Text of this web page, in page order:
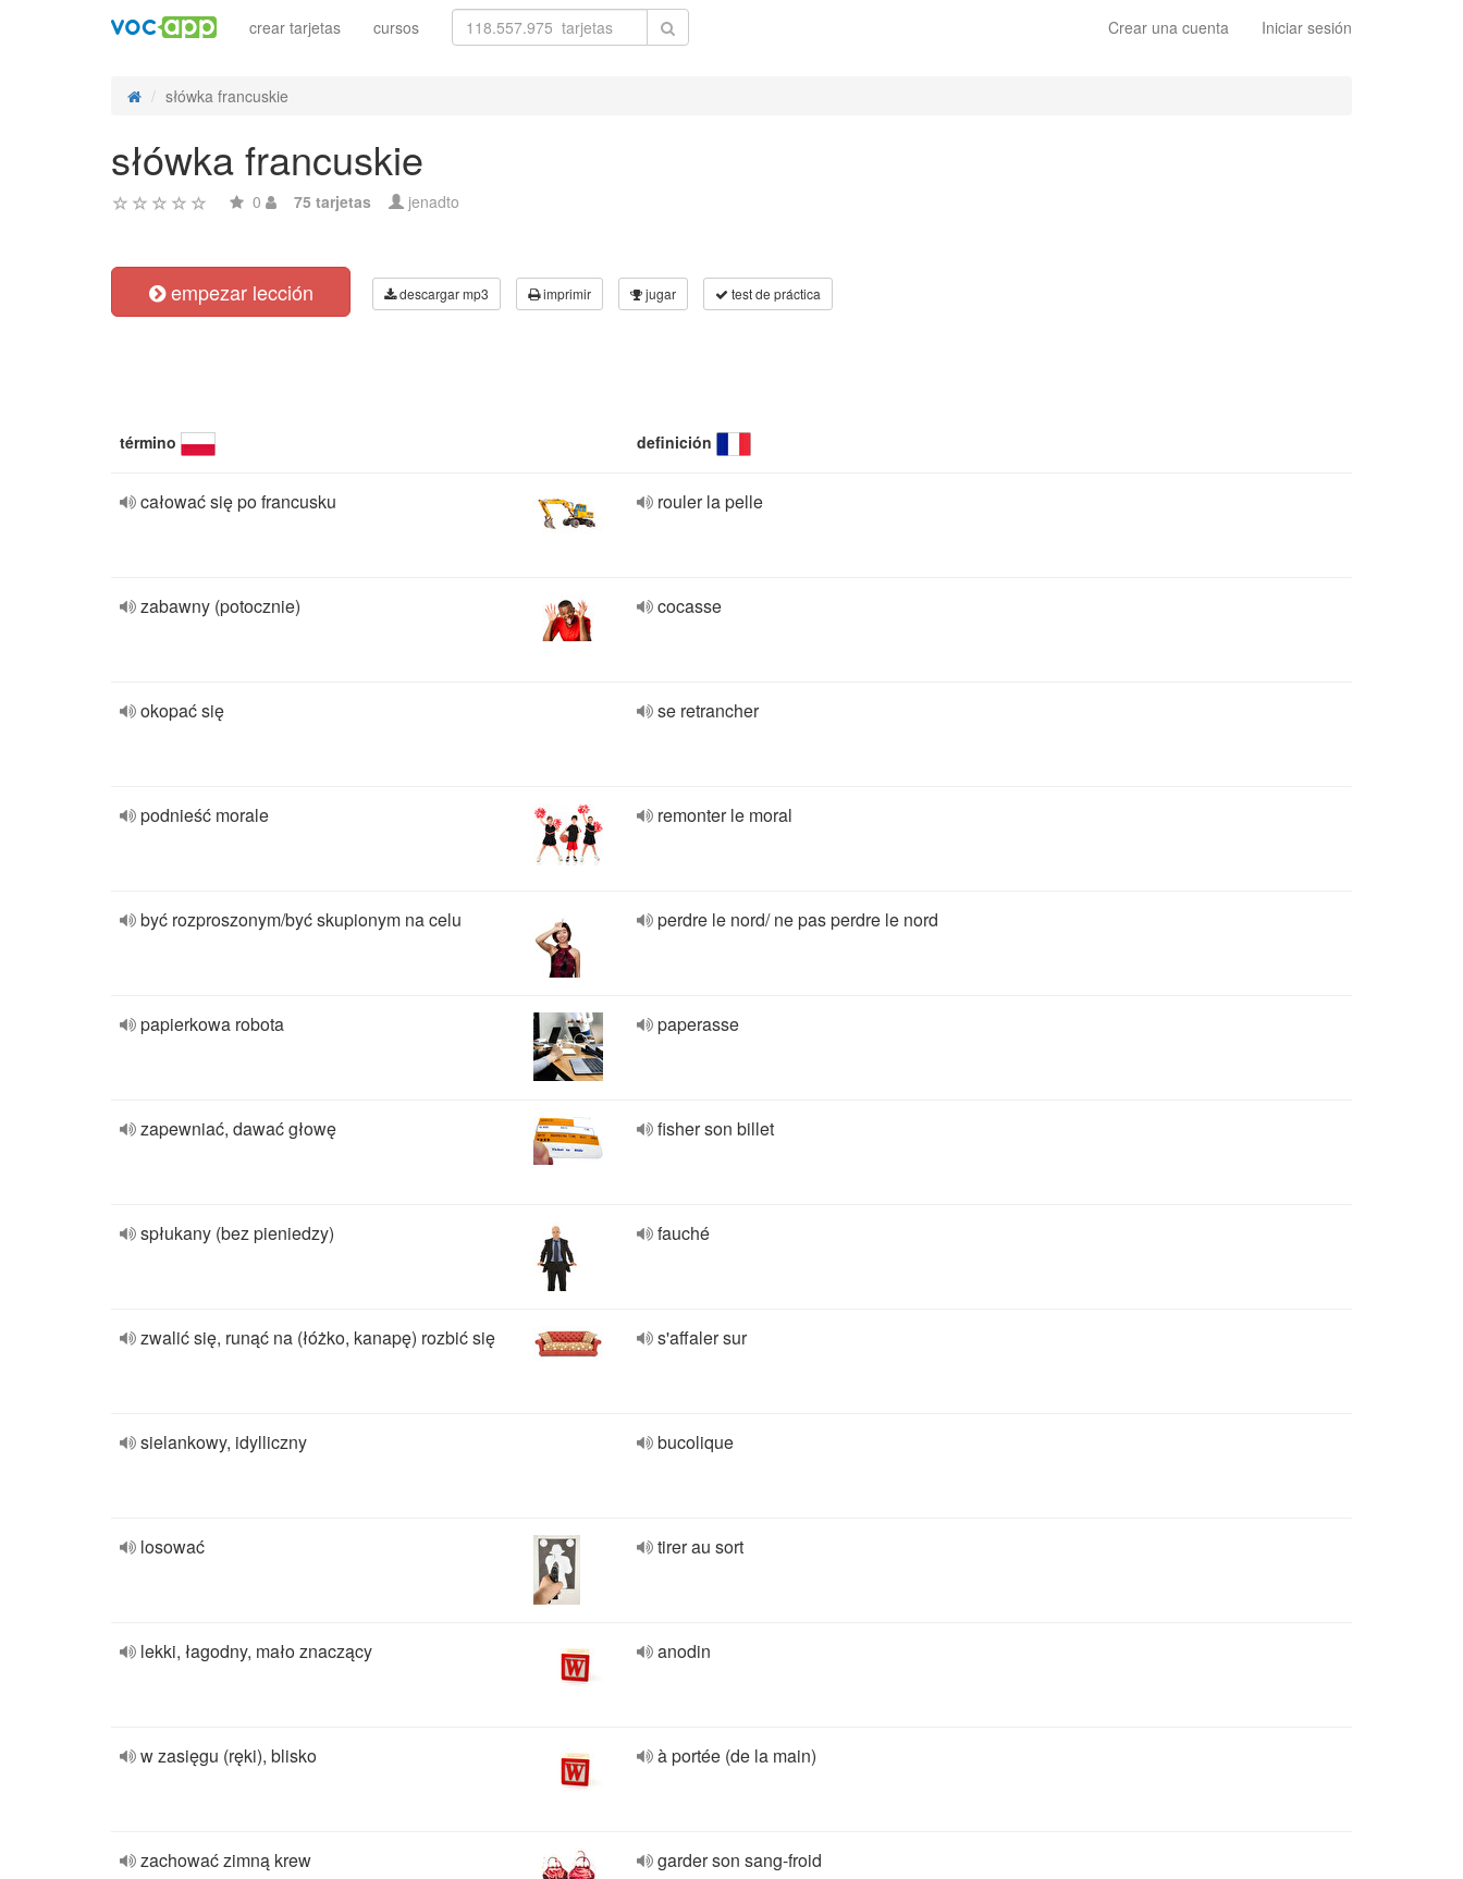
Crear una cuenta Iniciar sesión
crear tarjetas cursos
słówka francuskie
słówka francuskie
0 75 tarjetas jenadto
empezar lección descargar mp3 imprimir jugar test de práctica
término definición
całować się po francusku rouler la pelle
zabawny (potocznie) cocasse
okopać się se retrancher
podnieść morale remonter le moral
być rozproszonym/być skupionym na celu perdre le nord/ ne pas perdre le nord
papierkowa robota paperasse
zapewniać, dawać głowę fisher son billet
spłukany (bez pieniedzy) fauché
zwalić się, runąć na (łóżko, kanapę) rozbić się s'affaler sur
sielankowy, idylliczny bucolique
losować tirer au sort
lekki, łagodny, mało znaczący anodin
w zasięgu (ręki), blisko à portée (de la main)
zachować zimną krew garder son sang-froid